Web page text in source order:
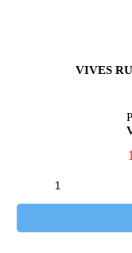
VIVES